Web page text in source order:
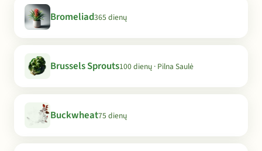
Bromeliad365 dienų
Brussels Sprouts100 dienų · Pilna Saulė
Buckwheat75 dienų